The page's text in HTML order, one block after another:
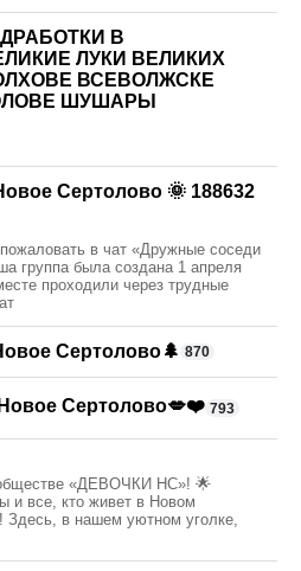
В
ЛУКИ ВЕЛИКИХ
ВСЕВОЛЖСКЕ
ШУШАРЫ
Сертолово 🌞 188632
в чат «Дружные соседи
группа была создана 1 апреля
проходили через трудные
Сертолово🌲 870
Сертолово💋❤️ 793
«ДЕВОЧКИ НС»! 🌟
и все, кто живет в Новом
Здесь, в нашем уютном уголке,